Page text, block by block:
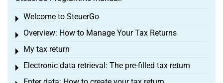
Welcome to SteuerGo
Toggle menu
Overview: How to Manage Your Tax Returns
Toggle menu
My tax return
Toggle menu
Electronic data retrieval: The pre-filled tax return
Toggle menu